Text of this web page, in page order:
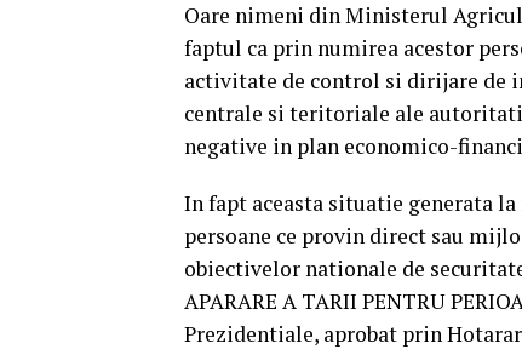
Oare nimeni din Ministerul
faptul ca prin numirea acestor
activitate de control si dirijare de
centrale si teritoriale ale
negative in plan economico-
In fapt aceasta situatie generata
persoane ce provin direct sau
obiectivelor nationale de
APARARE A TARII PENTRU
Prezidentiale, aprobat prin